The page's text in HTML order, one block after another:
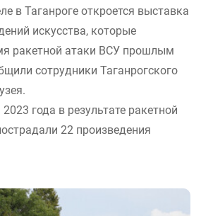
в Таганроге откроется выставка
искусства, которые
ракетной атаки ВСУ прошлым
сотрудники Таганрогского
года в результате ракетной
22 произведения